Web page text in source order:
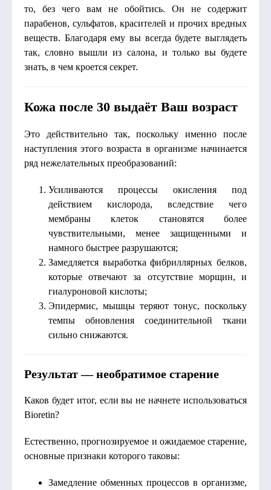
то, без чего вам не обойтись. Он не содержит
парабенов, сульфатов, красителей и прочих вредных
веществ. Благодаря ему вы всегда будете выглядеть
так, словно вышли из салона, и только вы будете
знать, в чем кроется секрет.
Кожа после 30 выдаёт Ваш возраст
Это действительно так, поскольку именно после
наступления этого возраста в организме начинается
ряд нежелательных преобразований:
Усиливаются процессы окисления под
действием кислорода, вследствие чего
мембраны клеток становятся более
чувствительными, менее защищенными и
намного быстрее разрушаются;
Замедляется выработка фибриллярных белков,
которые отвечают за отсутствие морщин, и
гиалуроновой кислоты;
Эпидермис, мышцы теряют тонус, поскольку
темпы обновления соединительной ткани
сильно снижаются.
Результат — необратимое старение
Каков будет итог, если вы не начнете использоваться
Bioretin?
Естественно, прогнозируемое и ожидаемое старение,
основные признаки которого таковы:
Замедление обменных процессов в организме,